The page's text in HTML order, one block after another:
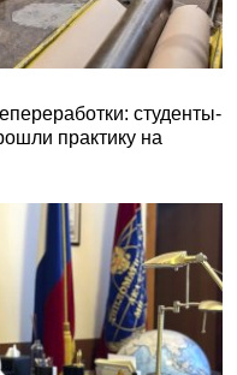
студенты-
практику на